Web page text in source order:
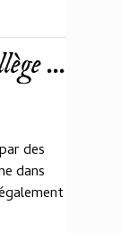
...
des
dans